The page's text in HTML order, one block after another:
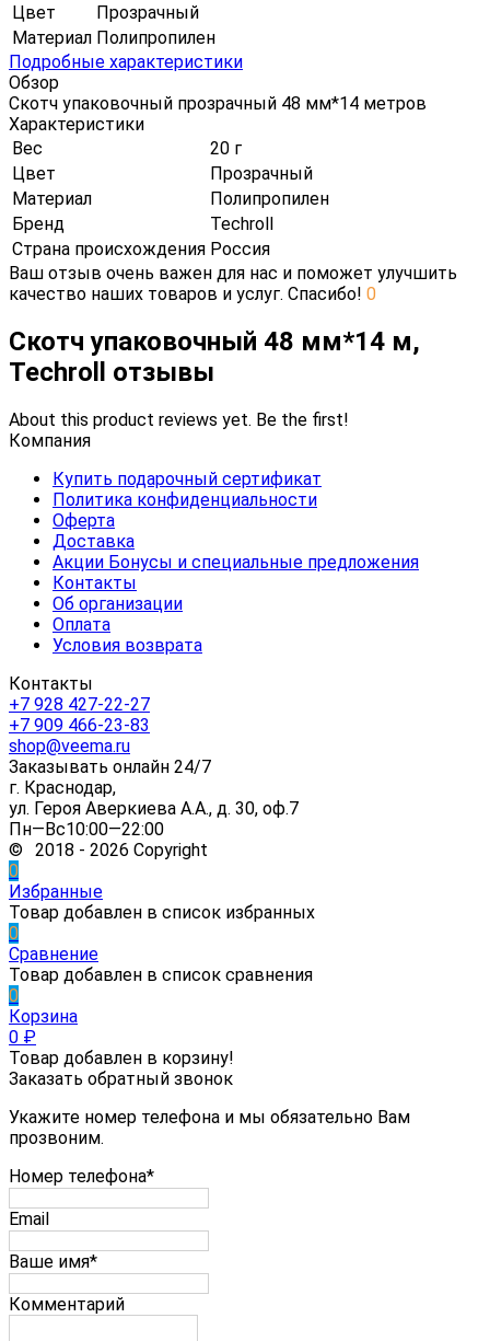
Цвет
Прозрачный
Материал Полипропилен
Подробные характеристики
Обзор
Скотч упаковочный прозрачный 48 мм*14 метров
Характеристики
Вес
20 г
Цвет
Прозрачный
Материал
Полипропилен
Бренд
Techroll
Страна происхождения Россия
Ваш отзыв очень важен для нас и поможет улучшить
качество наших товаров и услуг. Спасибо! 0
Скотч упаковочный 48 мм*14 м,
Techroll отзывы
About this product reviews yet. Be the first!
Компания
Купить подарочный сертификат
Политика конфиденциальности
Оферта
Доставка
Акции Бонусы и специальные предложения
Контакты
Об организации
Оплата
Условия возврата
Контакты
+7 928 427-22-27
+7 909 466-23-83
shop@veema.ru
Заказывать онлайн 24/7
г. Краснодар,
ул. Героя Аверкиева А.А., д. 30, оф.7
Пн—Вс10:00—22:00
© 2018 - 2026 Copyright
0
Избранные
Товар добавлен в список избранных
0
Сравнение
Товар добавлен в список сравнения
0
Корзина
0 ₽
Товар добавлен в корзину!
Заказать обратный звонок
Укажите номер телефона и мы обязательно Вам
прозвоним.
Номер телефона*
Email
Ваше имя*
Комментарий